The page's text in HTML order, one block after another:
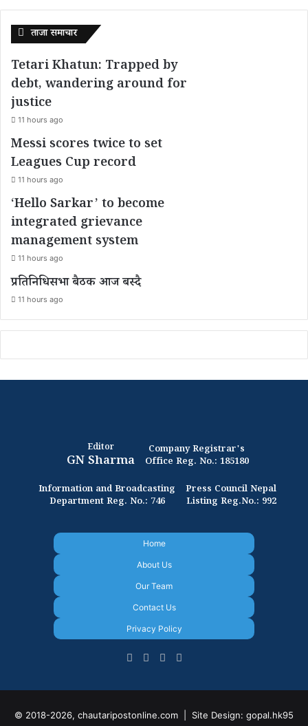
ताजा समाचार
Tetari Khatun: Trapped by
debt, wandering around for
justice
11 hours ago
Messi scores twice to set
Leagues Cup record
11 hours ago
‘Hello Sarkar’ to become
integrated grievance
management system
11 hours ago
प्रतिनिधिसभा बैठक आज बस्दै
11 hours ago
Editor
GN Sharma
Company Registrar's
Office Reg. No.: 185180
Information and Broadcasting
Department Reg. No.: 746
Press Council Nepal
Listing Reg.No.: 992
Home
About Us
Our Team
Contact Us
Privacy Policy
Facebook
X YouTube
© 2018-2026, chautaripostonline.com | Site Design: gopal.hk95